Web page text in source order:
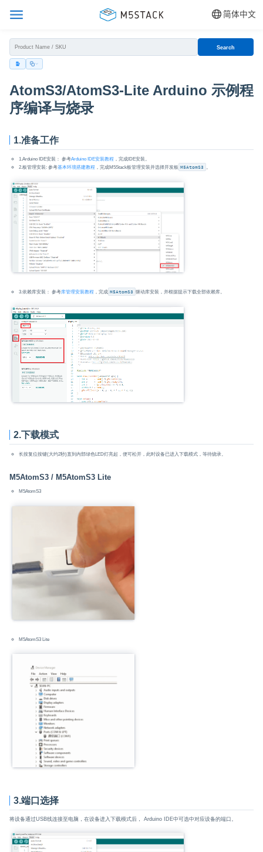
简体中文
Search
AtomS3/AtomS3-Lite Arduino 示例程
序编译与烧录
1.准备工作
1.Arduino IDE安装： 参考Arduino IDE安装教程，完成IDE安装。
2.板管理安装: 参考基本环境搭建教程，完成M5Stack板管理安装并选择开发板 M5AtomS3 。
3.依赖库安装： 参考库管理安装教程，完成 M5AtomS3 驱动库安装，并根据提示下载全部依赖库。
2.下载模式
长按复位按键(大约2秒)直到内部绿色LED灯亮起，便可松开，此时设备已进入下载模式，等待烧录。
M5AtomS3 / M5AtomS3 Lite
M5AtomS3
M5AtomS3 Lite
3.端口选择
将设备通过USB线连接至电脑，在设备进入下载模式后， Arduino IDE中可选中对应设备的端口。